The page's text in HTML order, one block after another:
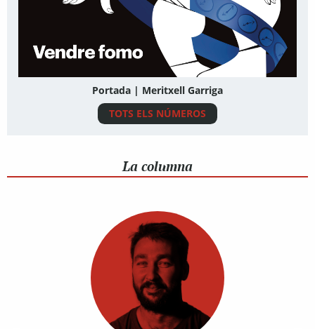
Portada | Meritxell Garriga
TOTS ELS NÚMEROS
La columna